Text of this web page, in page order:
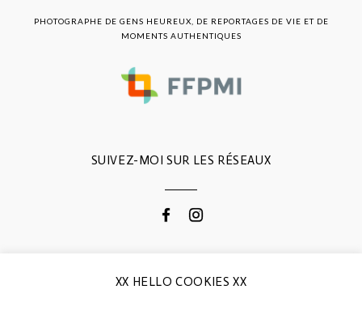
SUIVEZ-MOI SUR LES RÉSEAUX
PHOTOGRAPHE DE GENS HEUREUX, DE REPORTAGES DE VIE ET DE
MOMENTS AUTHENTIQUES
CONTACTEZ-MOI
XX HELLO COOKIES XX